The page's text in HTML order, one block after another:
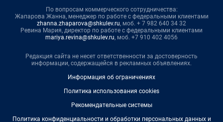
По вопросам коммерческого сотрудничества:
Жапарова Жанна, менеджер по работе с федеральными клиентами
zhanna.zhaparova@shkulev.ru, моб. + 7 982 640 34 32
Ревина Мария, директор по работе с федеральными клиентами
mariya.revina@shkulev.ru, моб. +7 910 402 4056
Редакция сайта не несет ответственности за достоверность
информации, содержащейся в рекламных объявлениях.
Информация об ограничениях
Политика использования cookies
Рекомендательные системы
Политика конфиденциальности и обработки персональных данных и